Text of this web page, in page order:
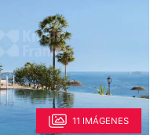
11 IMÁGENES